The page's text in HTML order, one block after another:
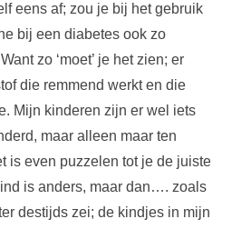
eens af; zou je bij het gebruik
bij een diabetes ook zo
zo ‘moet’ je het zien; er
die remmend werkt en die
Mijn kinderen zijn er wel iets
maar alleen maar ten
is even puzzelen tot je de juiste
is anders, maar dan…. zoals
destijds zei; de kindjes in mijn